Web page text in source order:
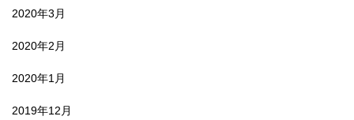
2020年3月
2020年2月
2020年1月
2019年12月